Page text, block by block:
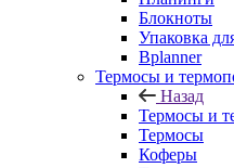
Блокноты
Упаковка
Bplanner
Термосы и
Назад
Термосы и
Термосы
Коферы